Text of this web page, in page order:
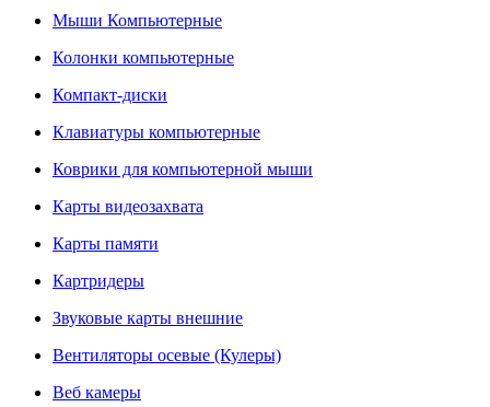
Мыши Компьютерные
Колонки компьютерные
Компакт-диски
Клавиатуры компьютерные
Коврики для компьютерной мыши
Карты видеозахвата
Карты памяти
Картридеры
Звуковые карты внешние
Вентиляторы осевые (Кулеры)
Веб камеры